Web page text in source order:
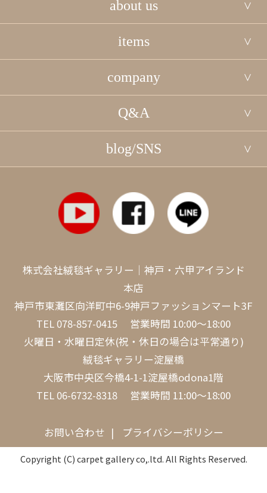
about us
items
company
Q&A
blog/SNS
株式会社絨毯ギャラリー｜神戸・六甲アイランド
本店
神戸市東灘区向洋町中6-9神戸ファッションマート3F
TEL 078-857-0415 営業時間 10:00～18:00
火曜日・水曜日定休(祝・休日の場合は平常通り)
絨毯ギャラリー淀屋橋
大阪市中央区今橋4-1-1淀屋橋odona1階
TEL 06-6732-8318 営業時間 11:00～18:00
お問い合わせ プライバシーポリシー
Copyright (C) carpet gallery co,.ltd. All Rights Reserved.